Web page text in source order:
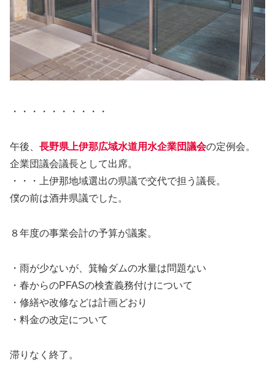
・・・・・・・・・・
午後、 長野県上伊那広域水道用水企業団議会の定例会。
企業団議会議長として出席。
・・・上伊那地域選出の県議で交代で担う議長。
僕の前は酒井県議でした。
８年度の事業会計の予算が議案。
・雨が少ないが、箕輪ダムの水量は問題ない
・春からのPFASの検査義務付けについて
・修繕や改修などは計画どおり
・料金の改定について
滞りなく終了。